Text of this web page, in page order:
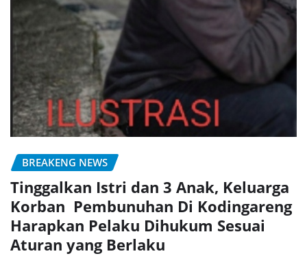
BREAKENG NEWS
Tinggalkan Istri dan 3 Anak, Keluarga
Korban Pembunuhan Di Kodingareng
Harapkan Pelaku Dihukum Sesuai
Aturan yang Berlaku